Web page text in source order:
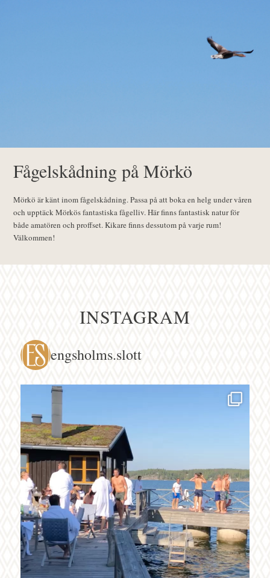
Fågelskådning på Mörkö
Mörkö är känt inom fågelskådning. Passa på att boka en helg under våren
och upptäck Mörkös fantastiska fågelliv. Här finns fantastisk natur för
både amatören och proffset. Kikare finns dessutom på varje rum!
Välkommen!
INSTAGRAM
engsholms.slott